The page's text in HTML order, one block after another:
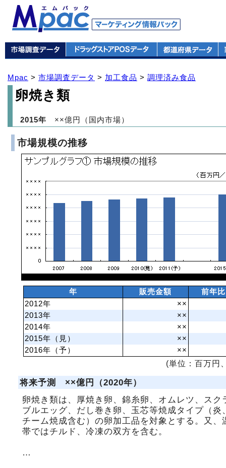
Mpac > 市場調査データ > 加工食品 > 調理済み食品
卵焼き類
2015年 ××億円（国内市場）
市場規模の推移
年 販売金額
前年比
2012年
××
2013年
××
2014年
××
2015年（見）
××
2016年（予）
××
(単位：百万円
将来予測 ××億円（2020年）
卵焼き類は、厚焼き卵、錦糸卵、オムレツ、スク
ブルエッグ、だし巻き卵、玉芯等焼成タイプ（炎
チーム焼成含む）の卵加工品を対象とする。又、
帯ではチルド、冷凍の双方を含む。
…